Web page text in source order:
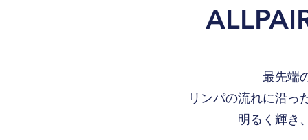
最先端
リンパの流れに沿っ
明るく輝き